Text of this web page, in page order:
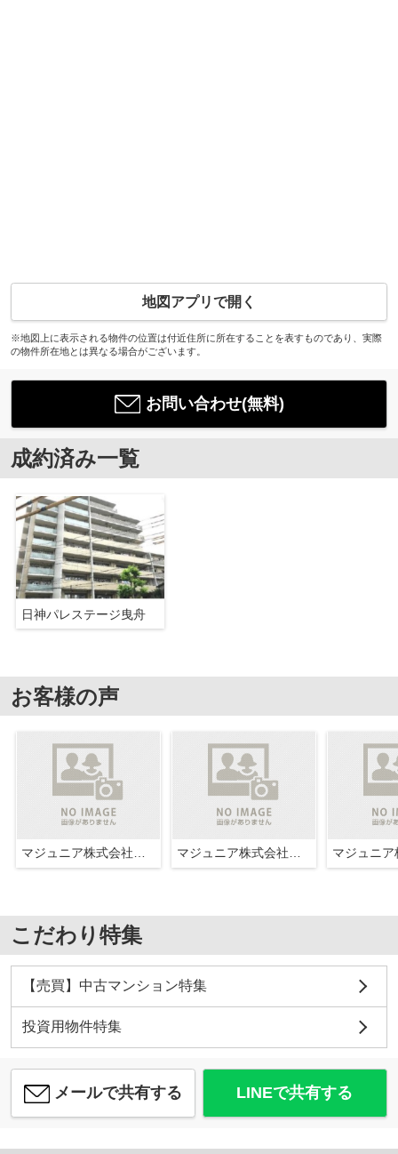
地図アプリで開く
※地図上に表示される物件の位置は付近住所に所在することを表すものであり、実際
の物件所在地とは異なる場合がございます。
お問い合わせ(無料)
成約済み一覧
日神パレステージ曳舟
お客様の声
こだわり特集
【売買】中古マンション特集
投資用物件特集
メールで共有する LINEで共有する